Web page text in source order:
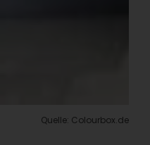
Quelle: Colourbox.de